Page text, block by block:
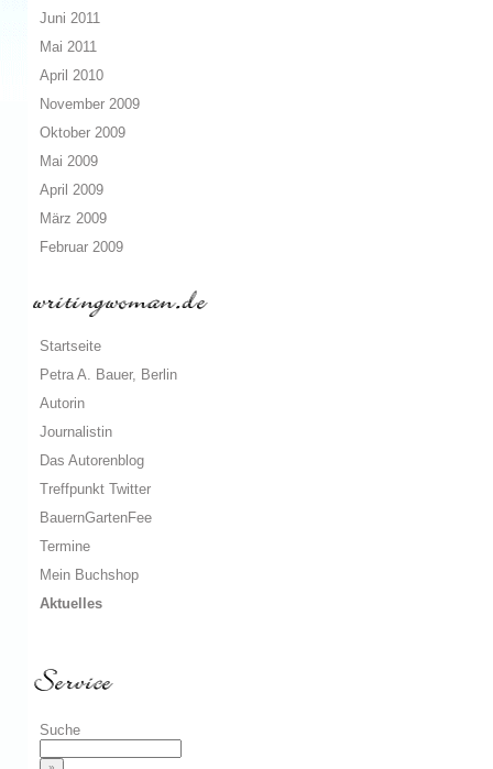
Juni 2011
Mai 2011
April 2010
November 2009
Oktober 2009
Mai 2009
April 2009
März 2009
Februar 2009
Startseite
Petra A. Bauer, Berlin
Autorin
Journalistin
Das Autorenblog
Treffpunkt Twitter
BauernGartenFee
Termine
Mein Buchshop
Aktuelles
Suche